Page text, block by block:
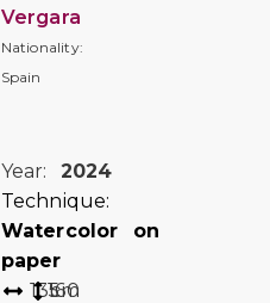
Vergara
Nationality:
Spain
Year: 2024
Technique:
Watercolor on
paper
135160
cm